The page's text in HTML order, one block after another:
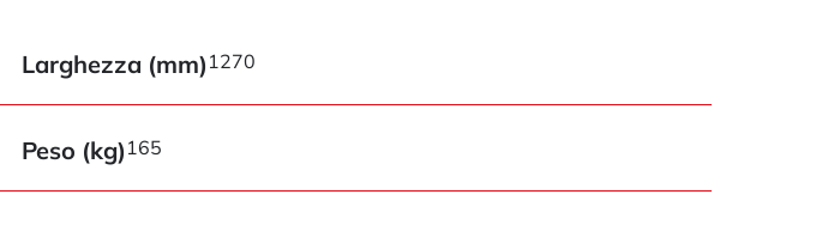
Larghezza (mm) 1270
Peso (kg) 165